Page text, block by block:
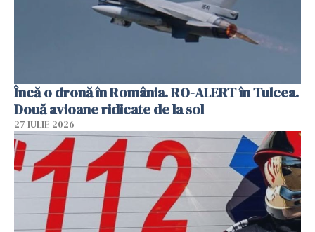
Încă o dronă în România. RO-ALERT în Tulcea.
Două avioane ridicate de la sol
27 IULIE 2026